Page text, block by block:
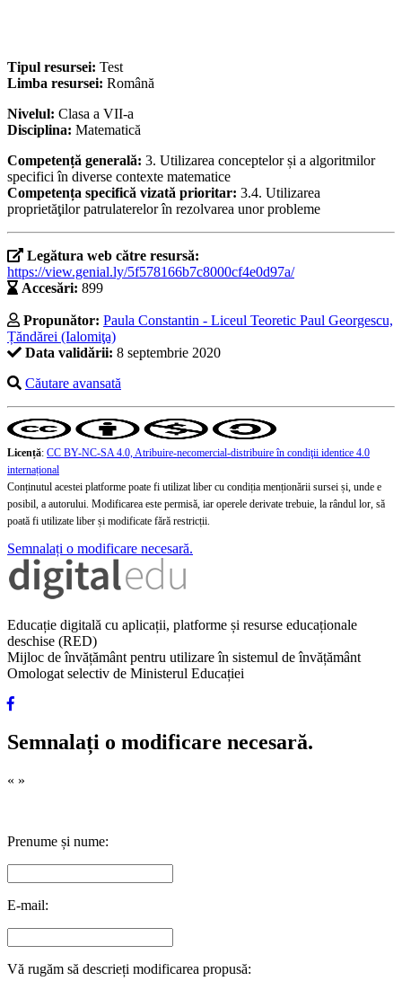
Tipul resursei: Test
Limba resursei: Română
Nivelul: Clasa a VII-a
Disciplina: Matematică
Competență generală: 3. Utilizarea conceptelor și a algoritmilor
specifici în diverse contexte matematice
Competența specifică vizată prioritar: 3.4. Utilizarea
proprietăţilor patrulaterelor în rezolvarea unor probleme
Legătura web către resursă:
https://view.genial.ly/5f578166b7c8000cf4e0d97a/
Accesări: 899
Propunător: Paula Constantin - Liceul Teoretic Paul Georgescu,
Țăndărei (Ialomiţa)
Data validării: 8 septembrie 2020
Căutare avansată
Licență: CC BY-NC-SA 4.0, Atribuire-necomercial-distribuire în condiţii identice 4.0
internațional
Conținutul acestei platforme poate fi utilizat liber cu condiția menționării sursei și, unde e
posibil, a autorului. Modificarea este permisă, iar operele derivate trebuie, la rândul lor, să
poată fi utilizate liber și modificate fără restricții.
Semnalați o modificare necesară.
Educație digitală cu aplicații, platforme și resurse educaționale
deschise (RED)
Mijloc de învățământ pentru utilizare în sistemul de învățământ
Omologat selectiv de Ministerul Educației
Semnalați o modificare necesară.
« »
Prenume și nume:
E-mail:
Vă rugăm să descrieți modificarea propusă: